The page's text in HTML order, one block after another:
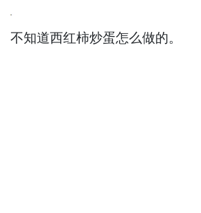
不知道西红柿炒蛋怎么做的。